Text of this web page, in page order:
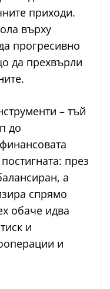
приходи.
върху
прогресивно
да прехвърли
– тъй
до
през
а
спрямо
обаче идва
и
и